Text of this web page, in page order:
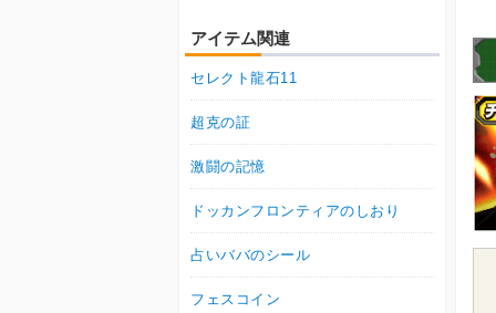
アイテム関連
セレクト龍石11
超克の証
激闘の記憶
ドッカンフロンティアのしおり
占いババのシール
フェスコイン